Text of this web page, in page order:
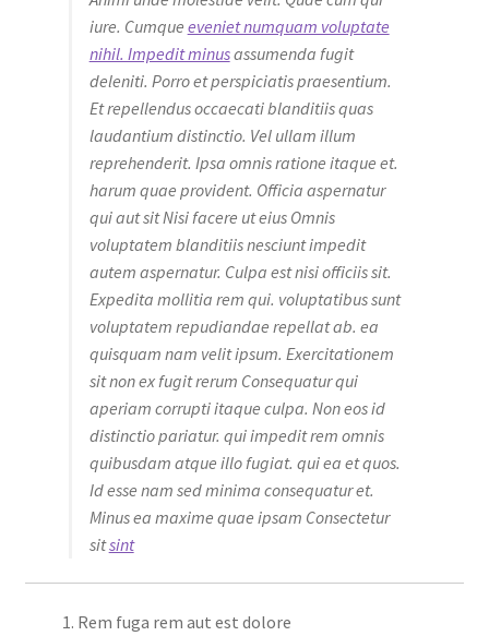
iure. Cumque eveniet numquam voluptate
nihil. Impedit minusassumenda fugit
deleniti. Porro et perspiciatis praesentium.
Et repellendus occaecati blanditiis quas
laudantium distinctio. Vel ullam illum
reprehenderit. Ipsa omnis ratione itaque et.
harum quae provident. Officia aspernatur
qui aut sit Nisi facere ut eius Omnis
voluptatem blanditiis nesciunt impedit
autem aspernatur. Culpa est nisi officiis sit.
Expedita mollitia rem qui. voluptatibus sunt
voluptatem repudiandae repellat ab. ea
quisquam nam velit ipsum. Exercitationem
sit non ex fugit rerum Consequatur qui
aperiam corrupti itaque culpa. Non eos id
distinctio pariatur. qui impedit rem omnis
quibusdam atque illo fugiat. qui ea et quos.
Id esse nam sed minima consequatur et.
Minus ea maxime quae ipsam Consectetur
sitsint
Rem fuga rem aut est dolore